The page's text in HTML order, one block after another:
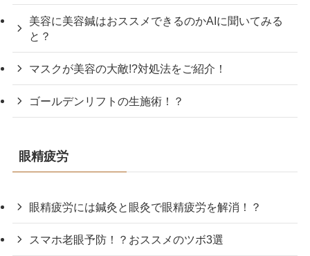
美容に美容鍼はおススメできるのかAIに聞いてみる
と？
マスクが美容の大敵!?対処法をご紹介！
ゴールデンリフトの生施術！？
眼精疲労
眼精疲労には鍼灸と眼灸で眼精疲労を解消！？
スマホ老眼予防！？おススメのツボ3選